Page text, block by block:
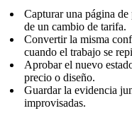
Capturar una página
de un cambio de tarifa.
Convertir la misma
cuando el trabajo se
Aprobar el nuevo
precio o diseño.
Guardar la evidencia
improvisadas.